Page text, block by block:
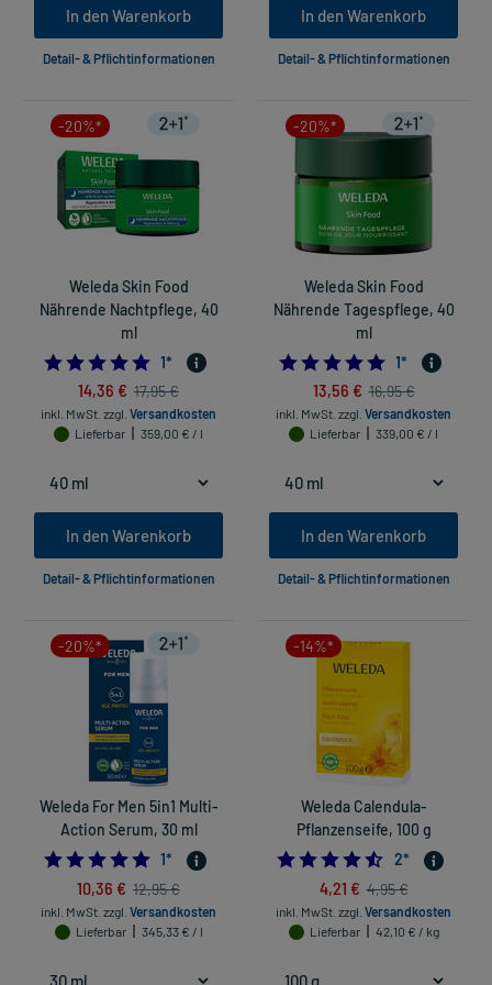
In den Warenkorb
Detail- & Pflichtinformationen
In den Warenkorb
Detail- & Pflichtinformationen
-20%*
Weleda Skin Food
Nährende Nachtpflege, 40
ml
5.0
1*
14,36 € 17,95 €
inkl. MwSt. zzgl. Versandkosten
Lieferbar
359,00 € / l
In den Warenkorb
Detail- & Pflichtinformationen
-20%*
Weleda Skin Food
Nährende Tagespflege, 40
ml
5.0
1*
13,56 € 16,95 €
inkl. MwSt. zzgl. Versandkosten
Lieferbar
339,00 € / l
In den Warenkorb
Detail- & Pflichtinformationen
-20%*
Weleda For Men 5in1 Multi-
Action Serum, 30 ml
5.0
1*
10,36 € 12,95 €
inkl. MwSt. zzgl. Versandkosten
Lieferbar
345,33 € / l
-14%*
Weleda Calendula-
Pflanzenseife, 100 g
4.5
2*
4,21 € 4,95 €
inkl. MwSt. zzgl. Versandkosten
Lieferbar
42,10 € / kg